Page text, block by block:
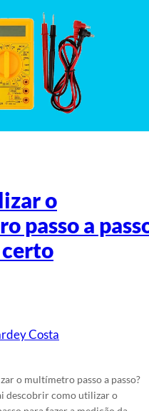
o
passo a
Costa
o multímetro passo a passo?
descobrir como utilizar o